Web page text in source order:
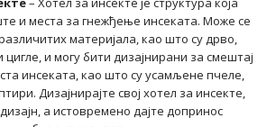
и места за гнежђење инсеката. Може се
материјала, као што су дрво,
цигле, и могу бити дизајнирани за смештај
инсеката, као што су усамљене пчеле,
Дизајнирајте свој хотел за инсекте,
а истовремено дајте допринос